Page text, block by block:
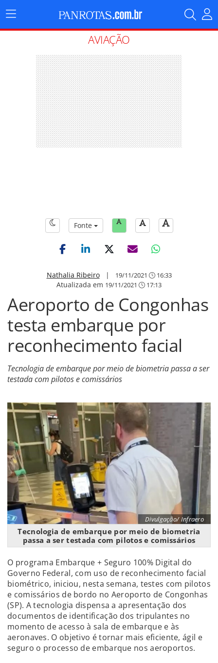
Menu
Principal
AVIAÇÃO
Fonte
Nathalia Ribeiro| 19/11/2021 16:33
Atualizada em 19/11/2021 17:13
Aeroporto de Congonhas
testa embarque por
reconhecimento facial
Tecnologia de embarque por meio de biometria passa a ser
testada com pilotos e comissários
Divulgação/ Infraero
Tecnologia de embarque por meio de biometria
passa a ser testada com pilotos e comissários
O programa Embarque + Seguro 100% Digital do
Governo Federal, com uso de reconhecimento facial
biométrico, iniciou, nesta semana, testes com pilotos
e comissários de bordo no Aeroporto de Congonhas
(SP). A tecnologia dispensa a apresentação dos
documentos de identificação dos tripulantes no
momento de acesso à sala de embarque e às
aeronaves. O objetivo é tornar mais eficiente, ágil e
seguro o processo de embarque nos aeroportos.